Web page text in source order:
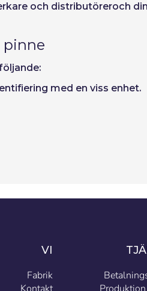
och distributöreroch
pinne
med en viss enhet.
VI
Fabrik